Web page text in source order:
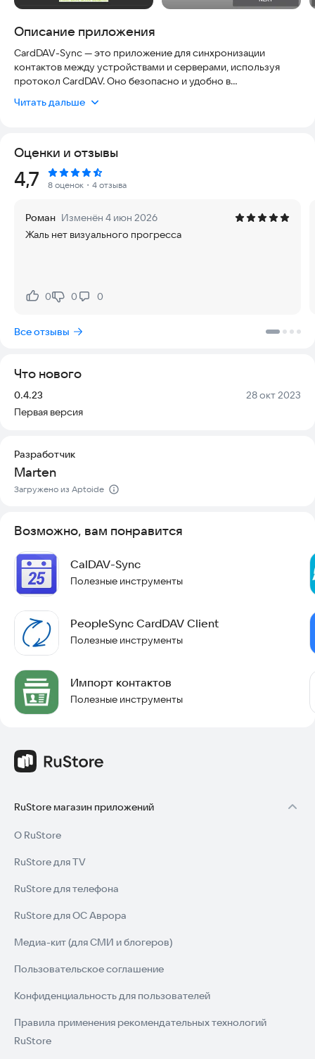
Описание приложения
CardDAV-Sync — это приложение для синхронизации
контактов между устройствами и серверами, используя
протокол CardDAV. Оно безопасно и удобно в
соединения и не требует хранения паролей в открытом
необходимости постоянного подключения к интернету.
CardDAV — это расширение протокола WebDAV, которое
специально предназначено для работы с контактными
импортировать, экспортировать и синхронизировать свои
контакты между различными устройствами и серверами,
контактами в одном месте и не зависеть от одного
провайдера. Оно поддерживает работу с популярными
Читать дальше
Оценки и отзывы
Рейтинг:
4,7 8 оценок ・4 отзыва
Роман Изменён 4 июн 2026
Жаль нет визуального прогресса
Нравится:
0Не нравится:
0 0
Все отзывы
Что нового
Версия:
0.4.23 Дата:
28 окт 2023
Первая версия
Разработчик
Marten
Загружено из Aptoide
Возможно, вам понравится
CalDAV-Sync
Полезные инструменты
PeopleSync CardDAV Client
Полезные инструменты
Импорт контактов
Полезные инструменты
RuStore магазин приложений
О RuStore
RuStore для TV
RuStore для телефона
RuStore для ОС Аврора
Медиа-кит (для СМИ и блогеров)
Пользовательское соглашение
Конфиденциальность для пользователей
Правила применения рекомендательных технологий
RuStore